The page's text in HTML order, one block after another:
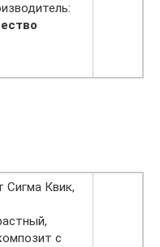
Сигма Квик,
с